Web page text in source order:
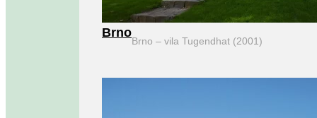
Brno
Brno – vila Tugendhat (2001)